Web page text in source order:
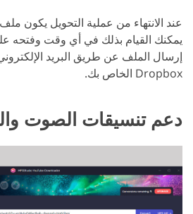
عند الانتهاء من عملية التحويل يكون
يمكنك القيام بذلك في أي وقت وفتحه
إرسال الملف عن طريق البريد
Dropbox الخاص بك.
دعم تنسيقات الصوت